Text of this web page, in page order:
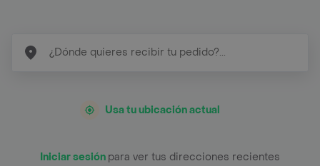
Usa tu ubicación actual
Iniciar sesión para ver tus direcciones recientes